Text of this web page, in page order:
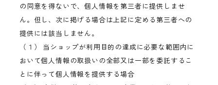
の同意を得ないで、個人情報を第三者に提供しませ
ん。但し、次に掲げる場合は上記に定める第三者への
提供には該当しません。
（１） 当ショップが利用目的の達成に必要な範囲内に
おいて個人情報の取扱いの全部又は一部を委託するこ
とに伴って個人情報を提供する場合